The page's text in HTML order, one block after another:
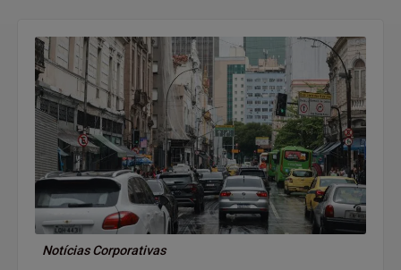
Notícias Corporativas